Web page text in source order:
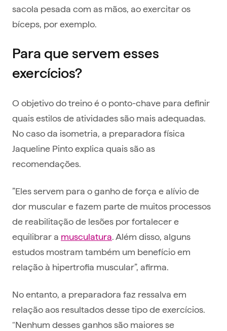
sacola pesada com as mãos, ao exercitar os
bíceps, por exemplo.
Para que servem esses
exercícios?
O objetivo do treino é o ponto-chave para definir
quais estilos de atividades são mais adequadas.
No caso da isometria, a preparadora física
Jaqueline Pinto explica quais são as
recomendações.
”Eles servem para o ganho de força e alívio de
dor muscular e fazem parte de muitos processos
de reabilitação de lesões por fortalecer e
equilibrar a musculatura. Além disso, alguns
estudos mostram também um benefício em
relação à hipertrofia muscular”, afirma.
No entanto, a preparadora faz ressalva em
relação aos resultados desse tipo de exercícios.
“Nenhum desses ganhos são maiores se